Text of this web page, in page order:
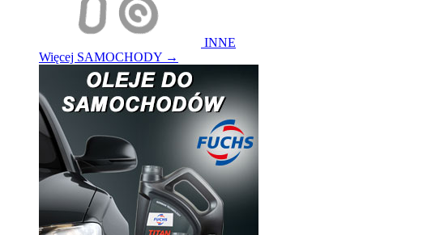
INNE
Więcej SAMOCHODY →